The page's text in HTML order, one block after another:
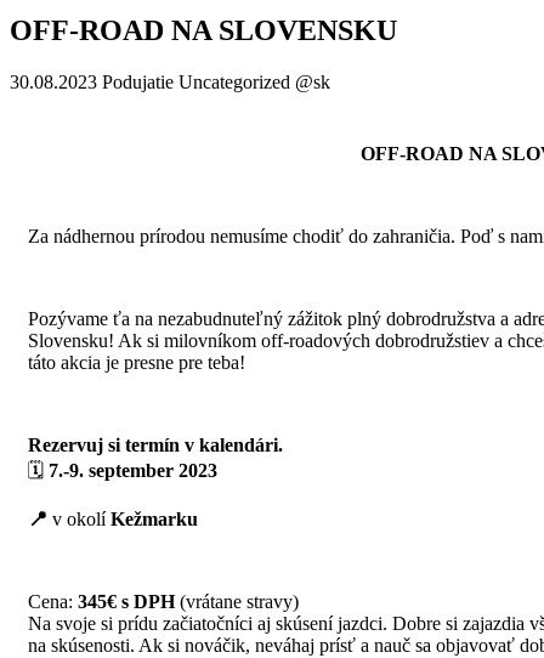
OFF-ROAD NA SLOVENSKU
30.08.2023 Podujatie Uncategorized @sk
OFF-ROAD NA
Za nádhernou prírodou nemusíme chodiť do zahraničia. Poď s
Pozývame ťa na nezabudnuteľný zážitok plný dobrodružstva a
Slovensku! Ak si milovníkom off-roadových dobrodružstiev a
táto akcia je presne pre teba!
Rezervuj si termín v kalendári.
🗓️ 7.-9. september 2023
📍 v okolíKežmarku
Cena: 345€ s DPH(vrátane stravy)
Na svoje si prídu začiatočníci aj skúsení jazdci. Dobre si zajazdia
na skúsenosti. Ak si nováčik, neváhaj prísť a nauč sa objavovať